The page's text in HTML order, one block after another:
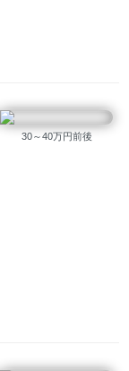
30～40万円前後